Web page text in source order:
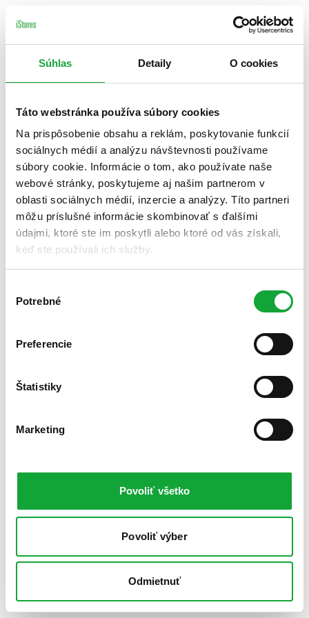
Súhlas Detaily O cookies
Táto webstránka používa súbory cookies
Na prispôsobenie obsahu a reklám, poskytovanie funkcií
sociálnych médií a analýzu návštevnosti používame
súbory cookie. Informácie o tom, ako používate naše
webové stránky, poskytujeme aj našim partnerom v
oblasti sociálnych médií, inzercie a analýzy. Títo partneri
môžu príslušné informácie skombinovať s ďalšími
údajmi, ktoré ste im poskytli alebo ktoré od vás získali,
keď ste používali ich služby.
súhlasu
Potrebné
Preferencie
Štatistiky
Marketing
Povoliť všetko
Povoliť výber
Odmietnuť